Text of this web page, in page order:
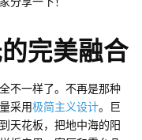
完美融合
不一样了。不再是那种
采用极简主义设计。巨
天花板，把地中海的阳